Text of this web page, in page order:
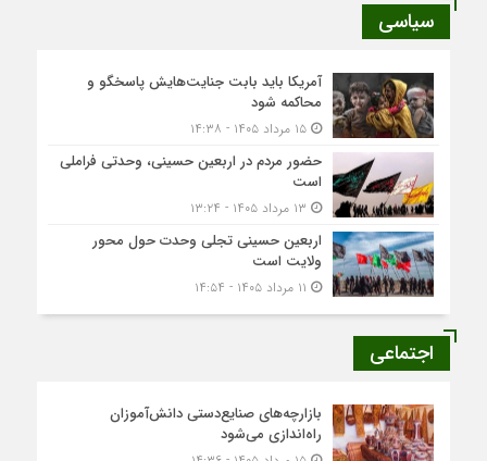
سیاسی
آمریکا باید بابت جنایت‌هایش پاسخگو و
محاکمه شود
۱۵ مرداد ۱۴۰۵ - ۱۴:۳۸
حضور مردم در اربعین حسینی، وحدتی فراملی
است
اربعین حسینی تجلی وحدت حول محور
ولایت است
اجتماعی
بازارچه‌های صنایع‌دستی دانش‌آموزان
راه‌اندازی می‌شود